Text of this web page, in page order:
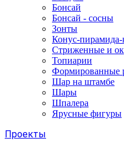
Бонсай
Бонсай - сосны
Зонты
Конус-пирамида-
Стриженные и
Топиарии
Формированные
Шар на штамбе
Шары
Шпалера
Ярусные фигуры
Проекты